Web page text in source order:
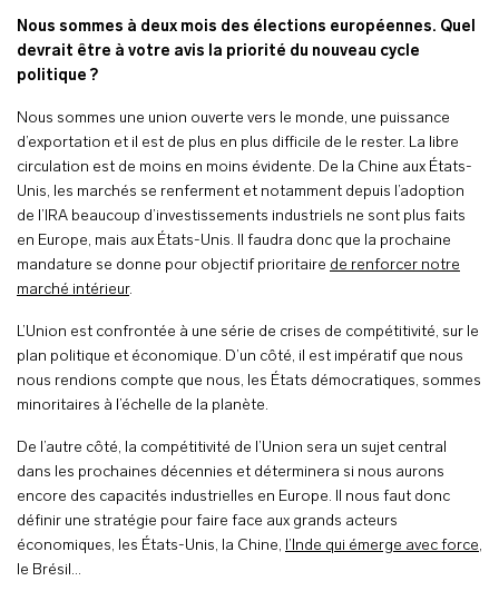
Nous sommes à deux mois des élections européennes. Quel
devrait être à votre avis la priorité du nouveau cycle
politique ?
Nous sommes une union ouverte vers le monde, une puissance
d’exportation et il est de plus en plus difficile de le rester. La libre
circulation est de moins en moins évidente. De la Chine aux États-
Unis, les marchés se renferment et notamment depuis l’adoption
de l’IRA beaucoup d’investissements industriels ne sont plus faits
en Europe, mais aux États-Unis. Il faudra donc que la prochaine
mandature se donne pour objectif prioritaire de renforcer notre
marché intérieur.
L’Union est confrontée à une série de crises de compétitivité, sur le
plan politique et économique. D’un côté, il est impératif que nous
nous rendions compte que nous, les États démocratiques, sommes
minoritaires à l’échelle de la planète.
De l’autre côté, la compétitivité de l’Union sera un sujet central
dans les prochaines décennies et déterminera si nous aurons
encore des capacités industrielles en Europe. Il nous faut donc
définir une stratégie pour faire face aux grands acteurs
économiques, les États-Unis, la Chine, l’Inde qui émerge avec force,
le Brésil…